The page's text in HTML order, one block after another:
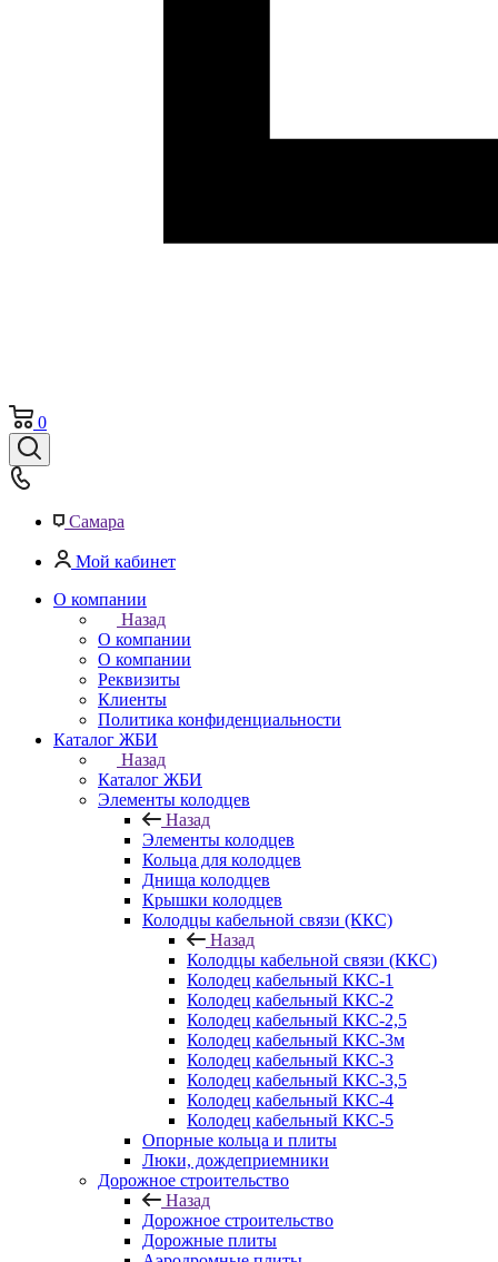
0
Самара
Мой кабинет
О компании
Назад
О компании
О компании
Реквизиты
Клиенты
Политика конфиденциальности
Каталог ЖБИ
Назад
Каталог ЖБИ
Элементы колодцев
Назад
Элементы колодцев
Кольца для колодцев
Днища колодцев
Крышки колодцев
Колодцы кабельной связи (ККС)
Назад
Колодцы кабельной связи (ККС)
Колодец кабельный ККС-1
Колодец кабельный ККС-2
Колодец кабельный ККС-2,5
Колодец кабельный ККС-3м
Колодец кабельный ККС-3
Колодец кабельный ККС-3,5
Колодец кабельный ККС-4
Колодец кабельный ККС-5
Опорные кольца и плиты
Люки, дождеприемники
Дорожное строительство
Назад
Дорожное строительство
Дорожные плиты